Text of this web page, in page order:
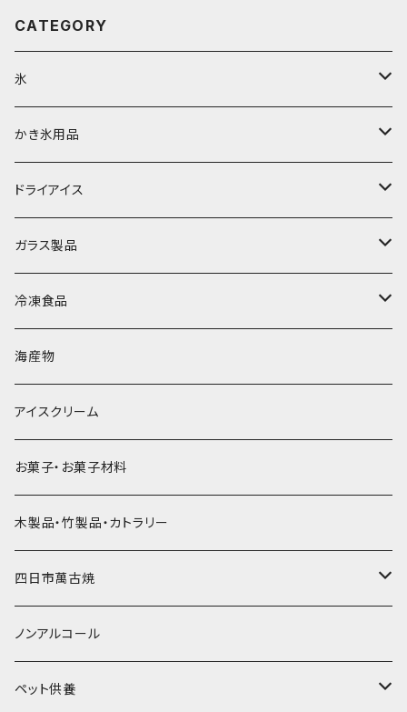
CATEGORY
氷
富士天然水の氷
丸氷
直径70mm
直径65mm
角氷
砕氷
氷河の氷
氷アイテム
かき氷用品
かき氷シロップ
無果汁1.8Lパック
無果汁1Lパック
無添加瓶シロップ
かき氷機・かき氷器
かき氷カップ
発泡スチロール無地-使い捨て
発泡スチロールプリント柄
かき氷スプーン・スプーンストロー
プラスチック・スプーン
プラスチック・スプーンストロー
コンデンスミルク・練乳・あんこ
かき氷セット
その他かき氷用品
ドライアイス
ドライアイス3ｋｇ
ドライアイス4ｋｇ
ドライアイス5ｋｇ
ドライアイス8ｋｇ
ドライアイス10ｋｇ
ドライアイス15ｋｇ
ドライアイス20ｋｇ
ドライアイス25ｋｇ
ガラス製品
オンザロック・グラス
ビール・グラス
タンブラー
かき氷器
冷凍食品
肉まん・あんまん
パスタ・スパゲッティ
惣菜
海産物
アイスクリーム
お菓子・お菓子材料
木製品・竹製品・カトラリー
四日市萬古焼
土鍋・土釜
一般土鍋
皿・椀・丼・小物
ノンアルコール
ペット供養